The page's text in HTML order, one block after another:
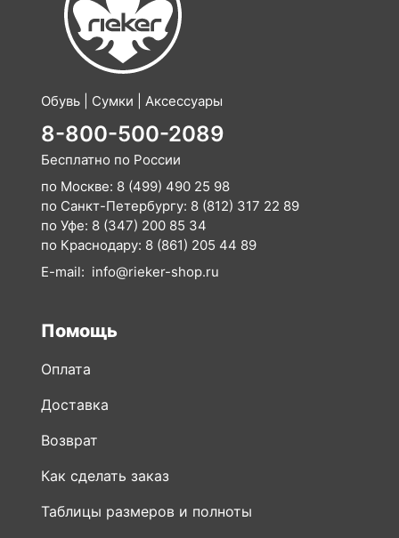
Обувь | Сумки | Аксессуары
8-800-500-2089
Бесплатно по России
по Москве: 8 (499) 490 25 98
по Санкт-Петербургу: 8 (812) 317 22 89
по Уфе: 8 (347) 200 85 34
по Краснодару: 8 (861) 205 44 89
E-mail: info@rieker-shop.ru
Помощь
Оплата
Доставка
Возврат
Как сделать заказ
Таблицы размеров и полноты